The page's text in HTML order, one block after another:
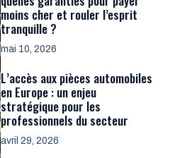
moins cher et rouler l’esprit
tranquille ?
mai 10, 2026
L’accès aux pièces automobiles
en Europe : un enjeu
stratégique pour les
professionnels du secteur
avril 29, 2026